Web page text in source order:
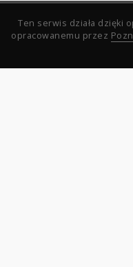
Ten serwis działa dzięki
opracowanemu przez